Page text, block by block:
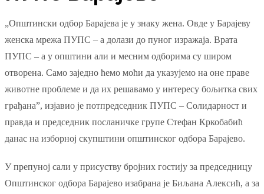
„Општински одбор Барајева је у знаку жена. Овде у Барајеву
женска мрежа ПУПС – а долази до пуног изражаја. Врата
ПУПС – а у општини али и месним одборима су широм
отворена. Само заједно ћемо моћи да указујемо на оне праве
животне проблеме и да их решавамо у интересу бољитка свих
грађана”, изјавио је потпредседник ПУПС – Солидарност и
правда и председник посланичке групе Стефан Кркобабић
данас на изборној скупштини општинског одбора Барајево.
У препуној сали у присуству бројних гостију за председницу
Општинског одбора Барајево изабрана је Биљана Алексић, а за